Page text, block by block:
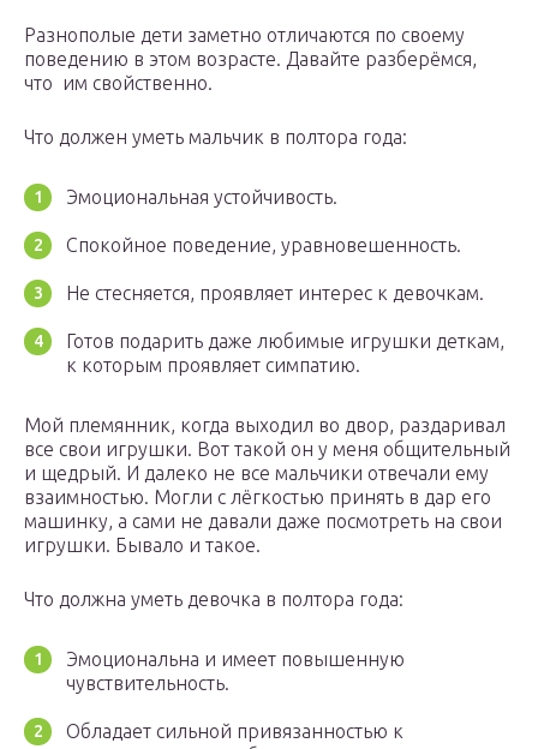
Разнополые дети заметно отличаются по своему
поведению в этом возрасте. Давайте разберёмся,
что им свойственно.
Что должен уметь мальчик в полтора года:
Эмоциональная устойчивость.
Спокойное поведение, уравновешенность.
Не стесняется, проявляет интерес к девочкам.
Готов подарить даже любимые игрушки деткам,
к которым проявляет симпатию.
Мой племянник, когда выходил во двор, раздаривал
все свои игрушки. Вот такой он у меня общительный
и щедрый. И далеко не все мальчики отвечали ему
взаимностью. Могли с лёгкостью принять в дар его
машинку, а сами не давали даже посмотреть на свои
игрушки. Бывало и такое.
Что должна уметь девочка в полтора года:
Эмоциональна и имеет повышенную
чувствительность.
Обладает сильной привязанностью к